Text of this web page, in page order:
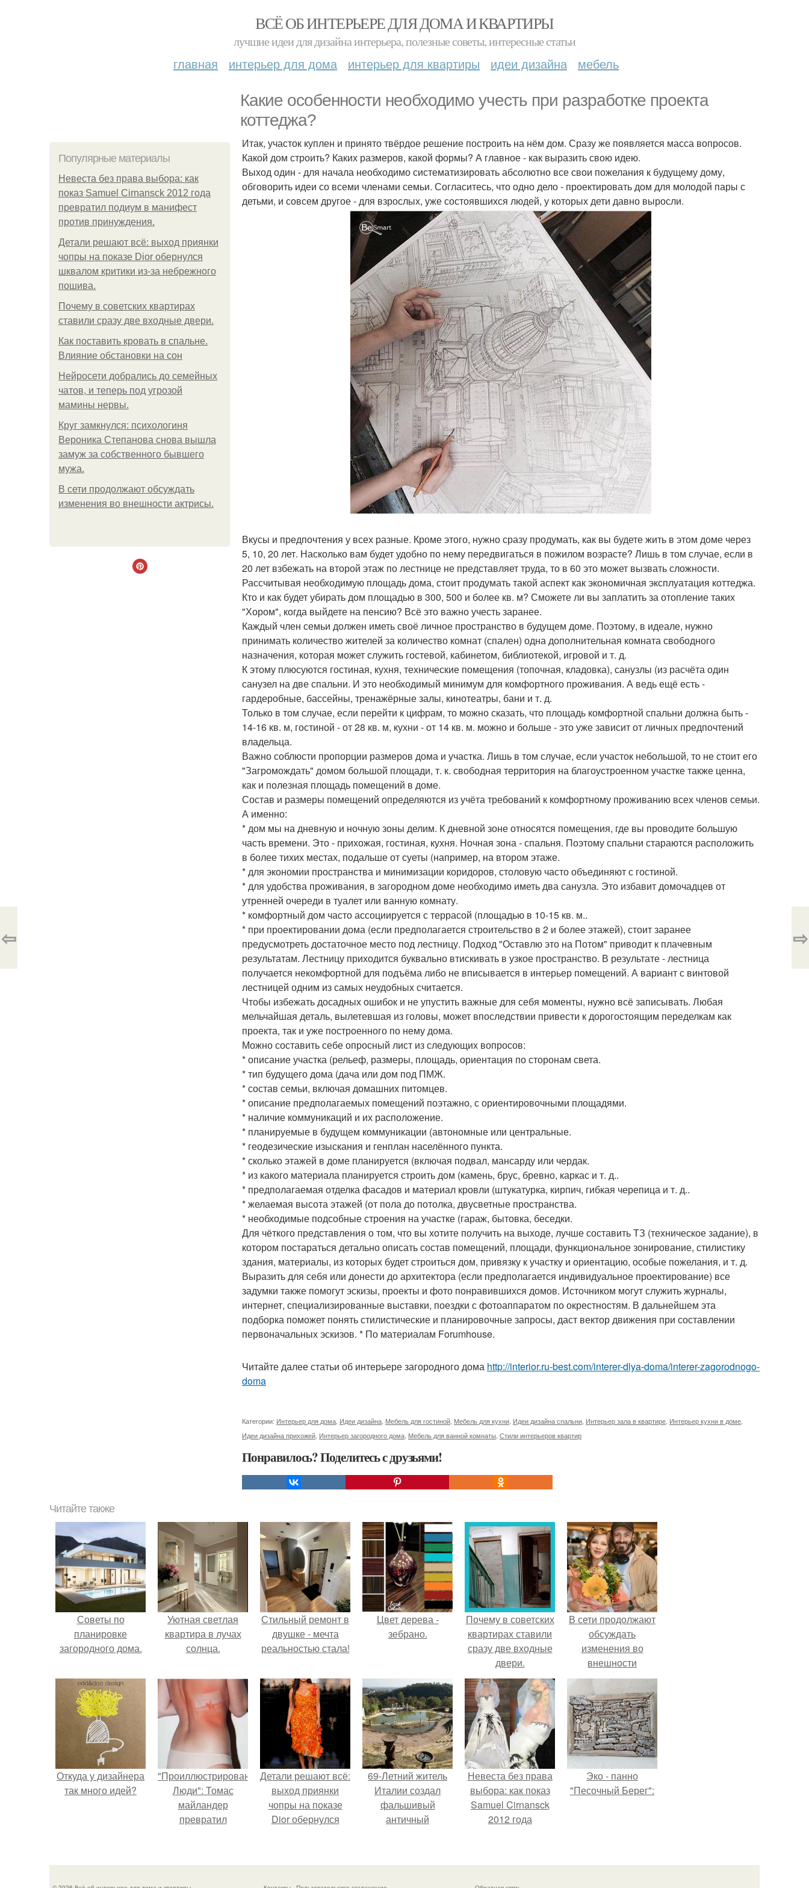
ВСЁ ОБ ИНТЕРЬЕРЕ ДЛЯ ДОМА И КВАРТИРЫ
лучшие идеи для дизайна интерьера, полезные советы, интересные статьи
главная интерьер для дома интерьер для квартиры идеи дизайна мебель
Какие особенности необходимо учесть при разработке проекта
коттеджа?
Популярные материалы
Невеста без права выбора: как
показ Samuel Cirnansck 2012 года
превратил подиум в манифест
против принуждения.
Детали решают всё: выход приянки
чопры на показе Dior обернулся
шквалом критики из-за небрежного
пошива.
Почему в советских квартирах
ставили сразу две входные двери.
Как поставить кровать в спальне.
Влияние обстановки на сон
Нейросети добрались до семейных
чатов, и теперь под угрозой
мамины нервы.
Круг замкнулся: психологиня
Вероника Степанова снова вышла
замуж за собственного бывшего
мужа.
В сети продолжают обсуждать
изменения во внешности актрисы.
Итак, участок куплен и принято твёрдое решение построить на нём дом. Сразу же появляется масса вопросов.
Какой дом строить? Каких размеров, какой формы? А главное - как выразить свою идею.
Выход один - для начала необходимо систематизировать абсолютно все свои пожелания к будущему дому,
обговорить идеи со всеми членами семьи. Согласитесь, что одно дело - проектировать дом для молодой пары с
детьми, и совсем другое - для взрослых, уже состоявшихся людей, у которых дети давно выросли.
Вкусы и предпочтения у всех разные. Кроме этого, нужно сразу продумать, как вы будете жить в этом доме через
5, 10, 20 лет. Насколько вам будет удобно по нему передвигаться в пожилом возрасте? Лишь в том случае, если в
20 лет взбежать на второй этаж по лестнице не представляет труда, то в 60 это может вызвать сложности.
Рассчитывая необходимую площадь дома, стоит продумать такой аспект как экономичная эксплуатация коттеджа.
Кто и как будет убирать дом площадью в 300, 500 и более кв. м? Сможете ли вы заплатить за отопление таких
"Хором", когда выйдете на пенсию? Всё это важно учесть заранее.
Каждый член семьи должен иметь своё личное пространство в будущем доме. Поэтому, в идеале, нужно
принимать количество жителей за количество комнат (спален) одна дополнительная комната свободного
назначения, которая может служить гостевой, кабинетом, библиотекой, игровой и т. д.
К этому плюсуются гостиная, кухня, технические помещения (топочная, кладовка), санузлы (из расчёта один
санузел на две спальни. И это необходимый минимум для комфортного проживания. А ведь ещё есть -
гардеробные, бассейны, тренажёрные залы, кинотеатры, бани и т. д.
Только в том случае, если перейти к цифрам, то можно сказать, что площадь комфортной спальни должна быть -
14-16 кв. м, гостиной - от 28 кв. м, кухни - от 14 кв. м. можно и больше - это уже зависит от личных предпочтений
владельца.
Важно соблюсти пропорции размеров дома и участка. Лишь в том случае, если участок небольшой, то не стоит его
"Загромождать" домом большой площади, т. к. свободная территория на благоустроенном участке также ценна,
как и полезная площадь помещений в доме.
Состав и размеры помещений определяются из учёта требований к комфортному проживанию всех членов семьи.
А именно:
* дом мы на дневную и ночную зоны делим. К дневной зоне относятся помещения, где вы проводите большую
часть времени. Это - прихожая, гостиная, кухня. Ночная зона - спальня. Поэтому спальни стараются расположить
в более тихих местах, подальше от суеты (например, на втором этаже.
* для экономии пространства и минимизации коридоров, столовую часто объединяют с гостиной.
* для удобства проживания, в загородном доме необходимо иметь два санузла. Это избавит домочадцев от
утренней очереди в туалет или ванную комнату.
* комфортный дом часто ассоциируется с террасой (площадью в 10-15 кв. м..
* при проектировании дома (если предполагается строительство в 2 и более этажей), стоит заранее
предусмотреть достаточное место под лестницу. Подход "Оставлю это на Потом" приводит к плачевным
результатам. Лестницу приходится буквально втискивать в узкое пространство. В результате - лестница
получается некомфортной для подъёма либо не вписывается в интерьер помещений. А вариант с винтовой
лестницей одним из самых неудобных считается.
Чтобы избежать досадных ошибок и не упустить важные для себя моменты, нужно всё записывать. Любая
мельчайшая деталь, вылетевшая из головы, может впоследствии привести к дорогостоящим переделкам как
проекта, так и уже построенного по нему дома.
Можно составить себе опросный лист из следующих вопросов:
* описание участка (рельеф, размеры, площадь, ориентация по сторонам света.
* тип будущего дома (дача или дом под ПМЖ.
* состав семьи, включая домашних питомцев.
* описание предполагаемых помещений поэтажно, с ориентировочными площадями.
* наличие коммуникаций и их расположение.
* планируемые в будущем коммуникации (автономные или центральные.
* геодезические изыскания и генплан населённого пункта.
* сколько этажей в доме планируется (включая подвал, мансарду или чердак.
* из какого материала планируется строить дом (камень, брус, бревно, каркас и т. д..
* предполагаемая отделка фасадов и материал кровли (штукатурка, кирпич, гибкая черепица и т. д..
* желаемая высота этажей (от пола до потолка, двусветные пространства.
* необходимые подсобные строения на участке (гараж, бытовка, беседки.
Для чёткого представления о том, что вы хотите получить на выходе, лучше составить ТЗ (техническое задание), в
котором постараться детально описать состав помещений, площади, функциональное зонирование, стилистику
здания, материалы, из которых будет строиться дом, привязку к участку и ориентацию, особые пожелания, и т. д.
Выразить для себя или донести до архитектора (если предполагается индивидуальное проектирование) все
задумки также помогут эскизы, проекты и фото понравившихся домов. Источником могут служить журналы,
интернет, специализированные выставки, поездки с фотоаппаратом по окрестностям. В дальнейшем эта
подборка поможет понять стилистические и планировочные запросы, даст вектор движения при составлении
первоначальных эскизов. * По материалам Forumhouse.
Читайте далее статьи об интерьере загородного дома http://interior.ru-best.com/interer-dlya-doma/interer-zagorodnogo-
doma
Категории: Интерьер для дома Идеи дизайна Мебель для гостиной Мебель для кухни Идеи дизайна спальни Интерьер зала в квартире Интерьер кухни в доме
Идеи дизайна прихожей Интерьер загородного дома Мебель для ванной комнаты Стили интерьеров квартир
Понравилось? Поделитесь с друзьями!
⇦ ⇨
Читайте также
Советы по
планировке
загородного дома.
Уютная светлая
квартира в лучах
солнца.
Стильный ремонт в
двушке - мечта
реальностью стала!
Цвет дерева -
зебрано.
Почему в советских
квартирах ставили
сразу две входные
двери.
В сети продолжают
обсуждать
изменения во
внешности
актрисы.
Откуда у дизайнера
так много идей?
"Проиллюстрированные
Люди": Томас
майландер
превратил
Детали решают всё:
выход приянки
чопры на показе
Dior обернулся
пошива.
69-Летний житель
Италии создал
фальшивый
античный
успешно выдавал
Невеста без права
выбора: как показ
Samuel Cirnansck
2012 года
принуждения.
Эко - панно
"Песочный Берег":